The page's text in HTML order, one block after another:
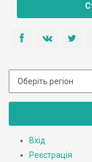
Вхід
Реєстрація